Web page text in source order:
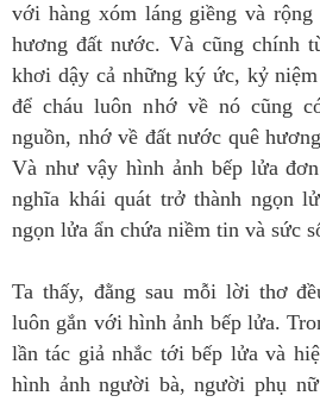
với hàng xóm láng giềng và
hương đất nước. Và cũng chính
khơi dậy cả những ký ức, kỷ
để cháu luôn nhớ về nó cũng
nguồn, nhớ về đất nước quê
Và như vậy hình ảnh bếp lửa
nghĩa khái quát trở thành ngọn
ngọn lửa ẩn chứa niềm tin và sức
Ta thấy, đằng sau mỗi lời thơ
luôn gắn với hình ảnh bếp lửa.
lần tác giả nhắc tới bếp lửa và
hình ảnh người bà, người phụ